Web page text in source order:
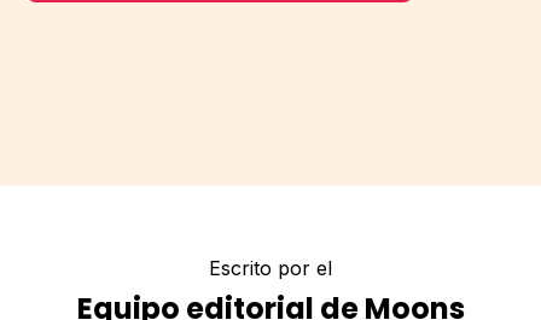
Escrito por el
Equipo editorial de Moons